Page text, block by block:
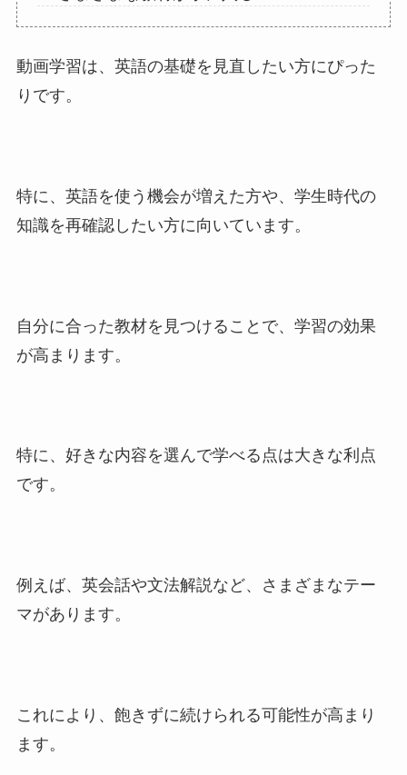
動画学習は、英語の基礎を見直したい方にぴった
りです。
特に、英語を使う機会が増えた方や、学生時代の
知識を再確認したい方に向いています。
自分に合った教材を見つけることで、学習の効果
が高まります。
特に、好きな内容を選んで学べる点は大きな利点
です。
例えば、英会話や文法解説など、さまざまなテー
マがあります。
これにより、飽きずに続けられる可能性が高まり
ます。